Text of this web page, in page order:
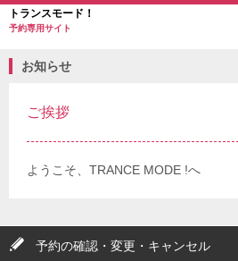
トランスモード！
予約専用サイト
お知らせ
ご挨拶
ようこそ、TRANCE MODE !へ
予約の確認・変更・キャンセル